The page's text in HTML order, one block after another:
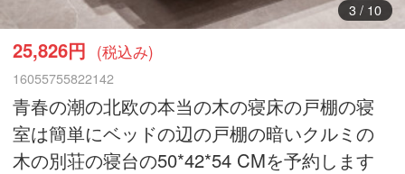
4/ 10
25,826円 (税込み)
16055755822142
青春の潮の北欧の本当の木の寝床の戸棚の寝
室は簡単にベッドの辺の戸棚の暗いクルミの
木の別荘の寝台の50*42*54 CMを予約します